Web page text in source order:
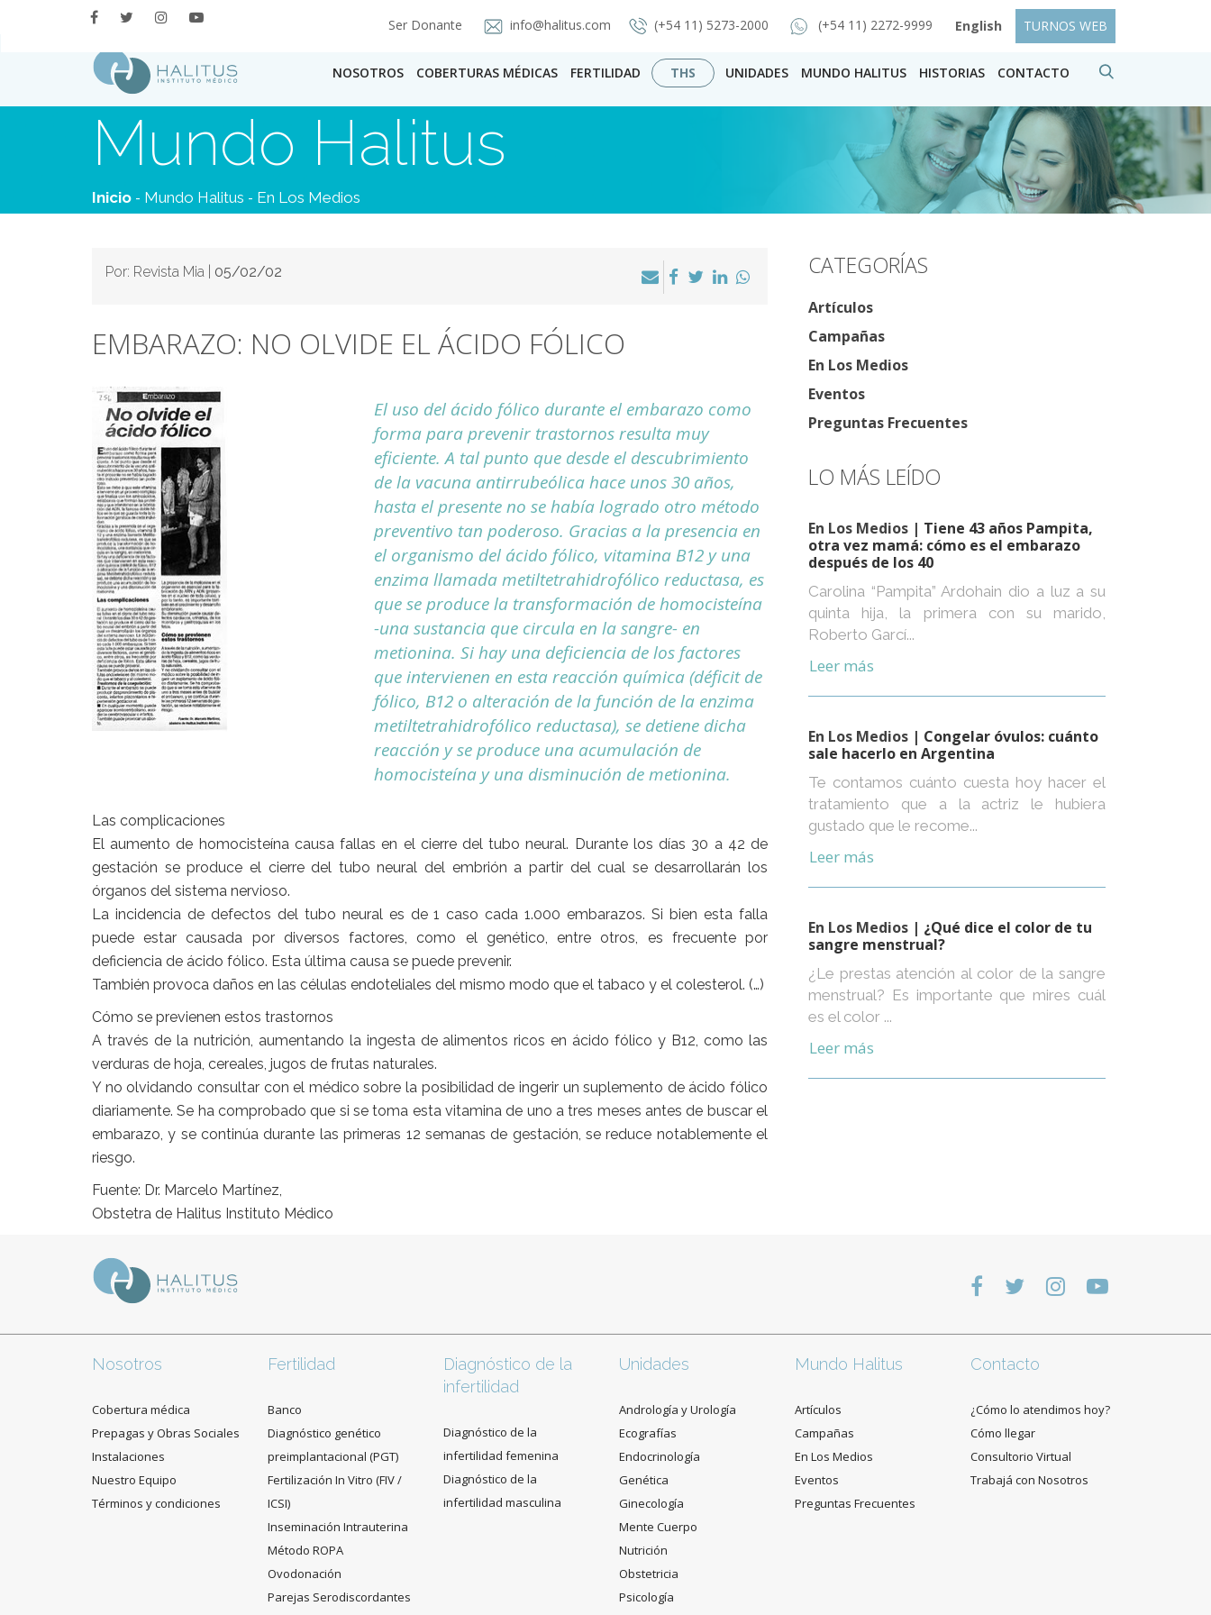
Ser Donante info@halitus.com (+54 11) 5273-2000 (+54 11) 2272-9999 English TURNOS WEB
NOSOTROS COBERTURAS MÉDICAS FERTILIDAD THS UNIDADES MUNDO HALITUS HISTORIAS CONTACTO
Mundo Halitus
Inicio - Mundo Halitus - En Los Medios
Por: Revista Mia | 05/02/02
EMBARAZO: NO OLVIDE EL ÁCIDO FÓLICO
El uso del ácido fólico durante el embarazo como
forma para prevenir trastornos resulta muy
eficiente. A tal punto que desde el descubrimiento
de la vacuna antirrubeólica hace unos 30 años,
hasta el presente no se había logrado otro método
preventivo tan poderoso. Gracias a la presencia en
el organismo del ácido fólico, vitamina B12 y una
enzima llamada metiltetrahidrofólico reductasa, es
que se produce la transformación de homocisteína
-una sustancia que circula en la sangre- en
metionina. Si hay una deficiencia de los factores
que intervienen en esta reacción química (déficit de
fólico, B12 o alteración de la función de la enzima
metiltetrahidrofólico reductasa), se detiene dicha
reacción y se produce una acumulación de
homocisteína y una disminución de metionina.
Las complicaciones
El aumento de homocisteína causa fallas en el cierre del tubo neural. Durante los días 30 a 42 de
gestación se produce el cierre del tubo neural del embrión a partir del cual se desarrollarán los
órganos del sistema nervioso.
La incidencia de defectos del tubo neural es de 1 caso cada 1.000 embarazos. Si bien esta falla
puede estar causada por diversos factores, como el genético, entre otros, es frecuente por
deficiencia de ácido fólico. Esta última causa se puede prevenir.
También provoca daños en las células endoteliales del mismo modo que el tabaco y el colesterol. (…)
Cómo se previenen estos trastornos
A través de la nutrición, aumentando la ingesta de alimentos ricos en ácido fólico y B12, como las
verduras de hoja, cereales, jugos de frutas naturales.
Y no olvidando consultar con el médico sobre la posibilidad de ingerir un suplemento de ácido fólico
diariamente. Se ha comprobado que si se toma esta vitamina de uno a tres meses antes de buscar el
embarazo, y se continúa durante las primeras 12 semanas de gestación, se reduce notablemente el
riesgo.
Fuente: Dr. Marcelo Martínez,
Obstetra de Halitus Instituto Médico
CATEGORÍAS
Artículos
Campañas
En Los Medios
Eventos
Preguntas Frecuentes
LO MÁS LEÍDO
En Los Medios | Tiene 43 años Pampita,
otra vez mamá: cómo es el embarazo
después de los 40
Carolina “Pampita” Ardohain dio a luz a su
quinta hija, la primera con su marido,
Roberto Garcí...
Leer más
En Los Medios | Congelar óvulos: cuánto
sale hacerlo en Argentina
Te contamos cuánto cuesta hoy hacer el
tratamiento que a la actriz le hubiera
gustado que le recome...
Leer más
En Los Medios | ¿Qué dice el color de tu
sangre menstrual?
¿Le prestas atención al color de la sangre
menstrual? Es importante que mires cuál
es el color ...
Leer más
Nosotros
Cobertura médica
Prepagas y Obras Sociales
Instalaciones
Nuestro Equipo
Términos y condiciones
Fertilidad
Banco
Diagnóstico genético
preimplantacional (PGT)
Fertilización In Vitro (FIV /
ICSI)
Inseminación Intrauterina
Método ROPA
Ovodonación
Parejas Serodiscordantes
Diagnóstico de la
infertilidad
Diagnóstico de la
infertilidad femenina
Diagnóstico de la
infertilidad masculina
Unidades
Andrología y Urología
Ecografías
Endocrinología
Genética
Ginecología
Mente Cuerpo
Nutrición
Obstetricia
Psicología
Mundo Halitus
Artículos
Campañas
En Los Medios
Eventos
Preguntas Frecuentes
Contacto
¿Cómo lo atendimos hoy?
Cómo llegar
Consultorio Virtual
Trabajá con Nosotros